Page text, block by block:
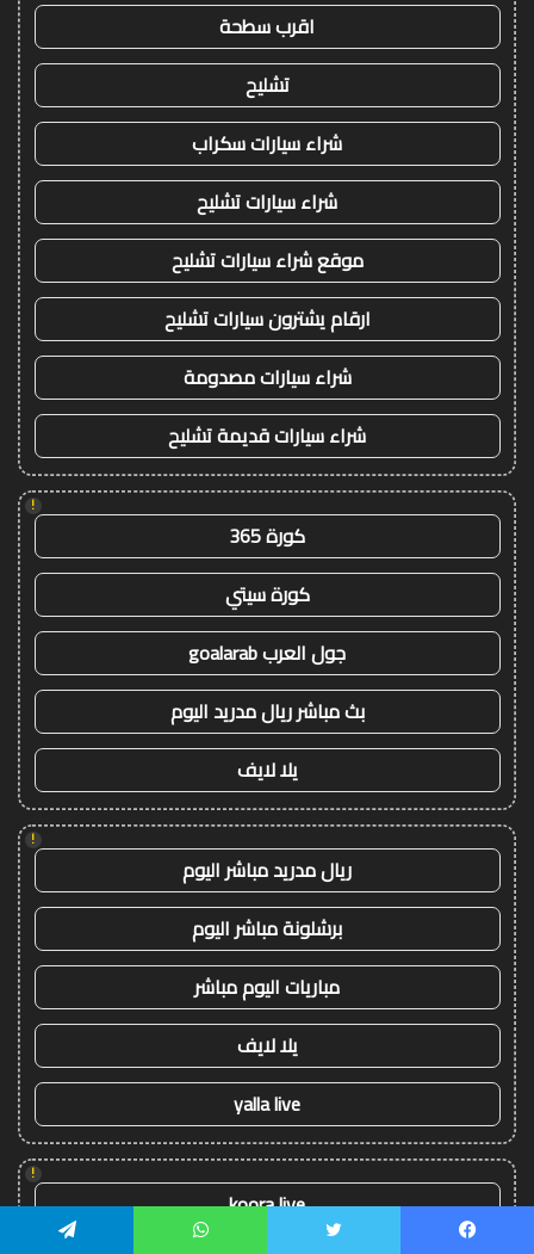
اقرب سطحة
تشليح
شراء سيارات سكراب
شراء سيارات تشليح
موقع شراء سيارات تشليح
ارقام يشترون سيارات تشليح
شراء سيارات مصدومة
شراء سيارات قديمة تشليح
!
كورة 365
كورة سيتي
جول العرب goalarab
بث مباشر ريال مدريد اليوم
يلا لايف
!
ريال مدريد مباشر اليوم
برشلونة مباشر اليوم
مباريات اليوم مباشر
يلا لايف
yalla live
!
koora live